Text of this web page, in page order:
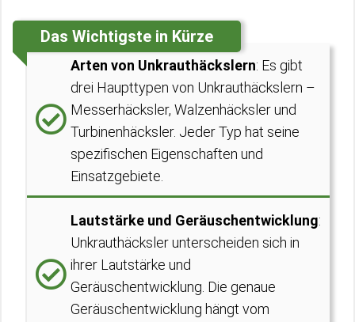
Das Wichtigste in Kürze
Arten von Unkrauthäckslern: Es gibt
drei Haupttypen von Unkrauthäckslern –
Messerhäcksler, Walzenhäcksler und
Turbinenhäcksler. Jeder Typ hat seine
spezifischen Eigenschaften und
Einsatzgebiete.
Lautstärke und Geräuschentwicklung:
Unkrauthäcksler unterscheiden sich in
ihrer Lautstärke und
Geräuschentwicklung. Die genaue
Geräuschentwicklung hängt vom